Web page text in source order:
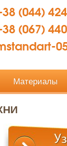
Материалы